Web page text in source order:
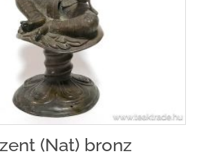
(Nat) bronz